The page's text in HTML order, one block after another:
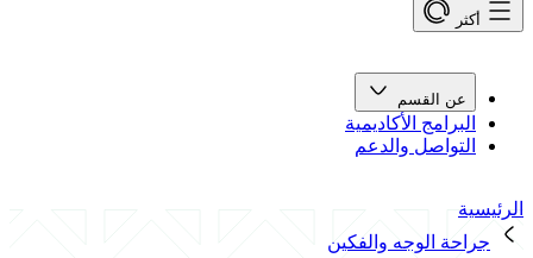
أكثر
عن القسم
البرامج الأكاديمية
التواصل والدعم
الرئيسية
جراحة الوجه والفكين